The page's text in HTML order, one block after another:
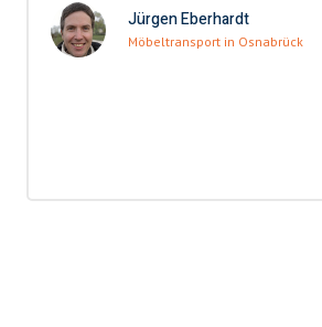
Jürgen Eberhardt
Möbeltransport in Osnabrück